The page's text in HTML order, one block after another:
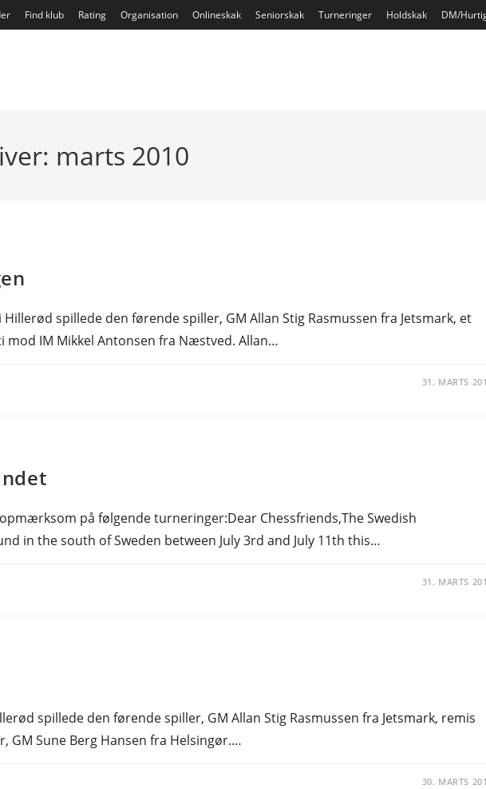
Find klub Rating Organisation Onlineskak Seniorskak Turneringer Holdskak DM/
marts 2010
Hillerød spillede den førende spiller, GM Allan Stig Rasmussen fra Jetsmark, et
mod IM Mikkel Antonsen fra Næstved. Allan…
31. MARTS
på følgende turneringer:Dear Chessfriends,The Swedish
in the south of Sweden between July 3rd and July 11th this…
31. MARTS
spillede den førende spiller, GM Allan Stig Rasmussen fra Jetsmark, remis
GM Sune Berg Hansen fra Helsingør.…
30. MARTS